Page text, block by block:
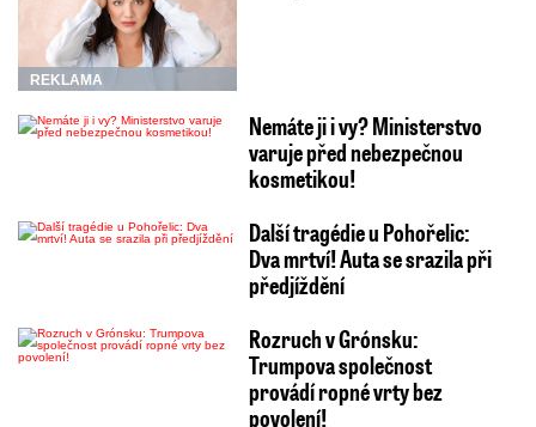
REKLAMA
Nemáte ji i vy? Ministerstvo
varuje před nebezpečnou
kosmetikou!
Další tragédie u Pohořelic:
Dva mrtví! Auta se srazila při
předjíždění
Rozruch v Grónsku:
Trumpova společnost
provádí ropné vrty bez
povolení!